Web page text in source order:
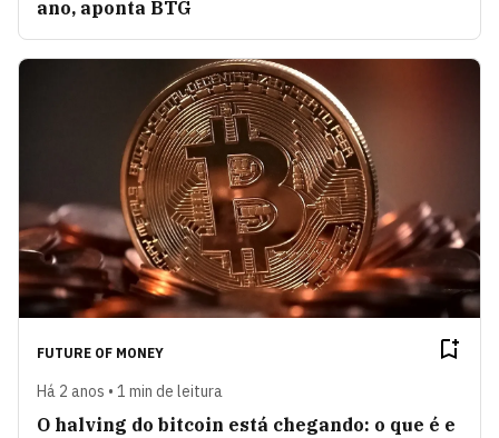
ano, aponta BTG
FUTURE OF MONEY
Há 2 anos • 1 min de leitura
O halving do bitcoin está chegando: o que é e